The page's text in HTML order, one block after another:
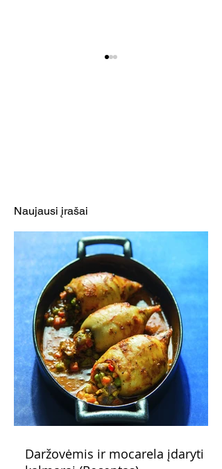
Naujausi įrašai
Daržovėmis ir mocarela įdaryti